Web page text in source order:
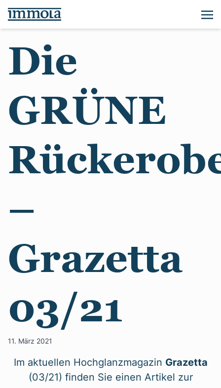
Die
GRÜNE
–
Grazetta
03/21
11. März 2021
Im aktuellen Hochglanzmagazin Grazetta
(03/21) finden Sie einen Artikel zur